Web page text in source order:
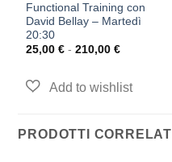
Functional Training con
David Bellay – Martedì
20:30
25,00€ - 210,00€
PRODOTTI CORRELATI